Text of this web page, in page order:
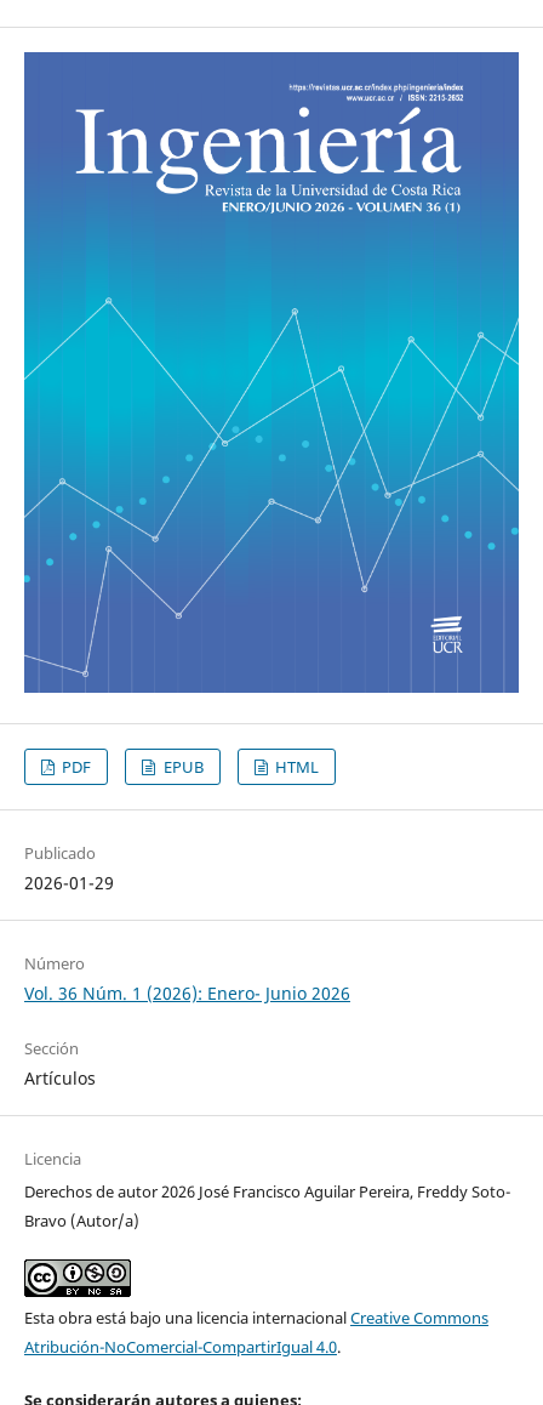
PDF EPUB HTML
Publicado
2026-01-29
Número
Vol. 36 Núm. 1 (2026): Enero- Junio 2026
Sección
Artículos
Licencia
Derechos de autor 2026 José Francisco Aguilar Pereira, Freddy Soto-
Bravo (Autor/a)
Esta obra está bajo una licencia internacionalCreative Commons
Atribución-NoComercial-CompartirIgual 4.0.
Se considerarán autores a quienes: